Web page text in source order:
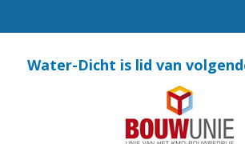
Water-Dicht is lid van